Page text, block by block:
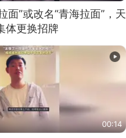
面”或改名“青海拉面”，天
体更换招牌
00:14